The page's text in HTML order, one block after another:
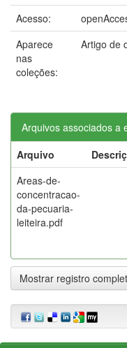
Acesso:
Aparece
nas
coleções:
Artigo de
Arquivos associados a
Arquivo
Areas-de-
concentracao-
da-pecuaria-
leiteira.pdf
Mostrar registro